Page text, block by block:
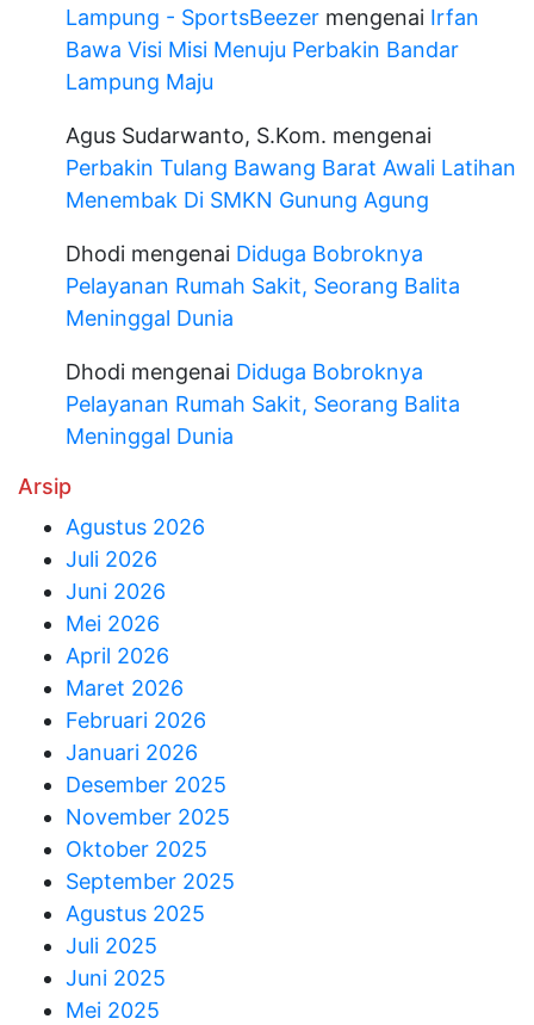
Lampung - SportsBeezer mengenai Irfan
Bawa Visi Misi Menuju Perbakin Bandar
Lampung Maju
Agus Sudarwanto, S.Kom. mengenai
Perbakin Tulang Bawang Barat Awali Latihan
Menembak Di SMKN Gunung Agung
Dhodi mengenai Diduga Bobroknya
Pelayanan Rumah Sakit, Seorang Balita
Meninggal Dunia
Dhodi mengenai Diduga Bobroknya
Pelayanan Rumah Sakit, Seorang Balita
Meninggal Dunia
Arsip
Agustus 2026
Juli 2026
Juni 2026
Mei 2026
April 2026
Maret 2026
Februari 2026
Januari 2026
Desember 2025
November 2025
Oktober 2025
September 2025
Agustus 2025
Juli 2025
Juni 2025
Mei 2025